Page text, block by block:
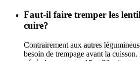
Faut-il faire tremper les
cuire?
Contrairement aux autres
besoin de trempage avant la